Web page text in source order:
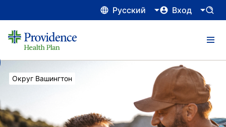
Русский Вход
Current:
Округ Вашингтон